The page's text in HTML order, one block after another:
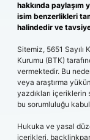
hakkında paylaşım
isim benzerlikleri
halindedir ve
Sitemiz, 5651
Kurumu (BTK)
vermektedir. Bu
veya araştırma
yazdıkları
bu sorumluluğu kabul
Hukuka ve yasal
içerikleri,